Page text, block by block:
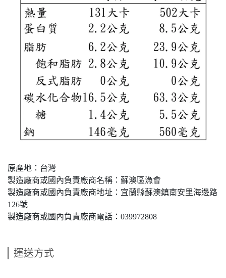
原產地：台灣
製造廠商或國內負責廠商名稱：蘇澳區漁會
製造廠商或國內負責廠商地址：宜蘭縣蘇澳鎮南安里海邊路
126號
製造廠商或國內負責廠商電話：039972808
運送方式